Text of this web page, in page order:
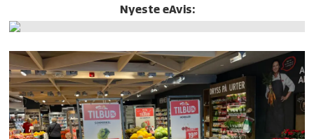
Nyeste eAvis: